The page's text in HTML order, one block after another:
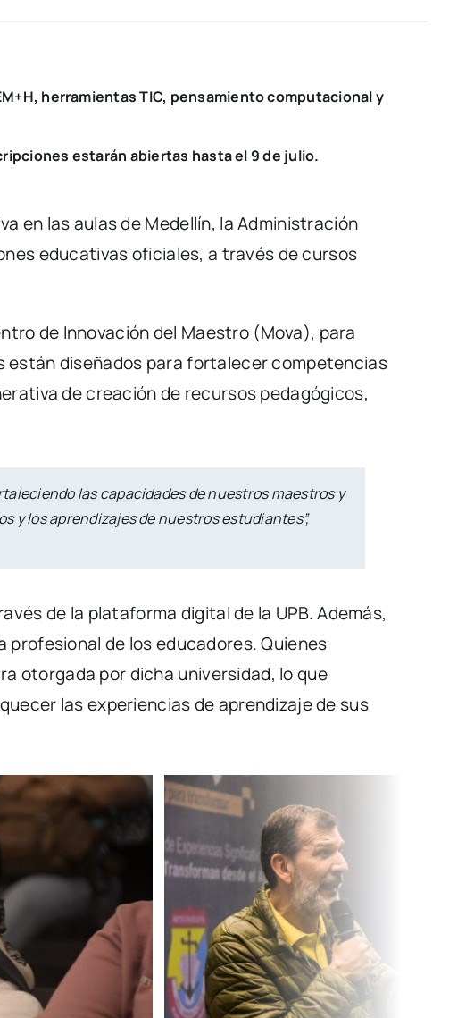
herramientas TIC, pensamiento computacional y
estarán abiertas hasta el 9 de julio.
en las aulas de Medellín, la Administración
educativas oficiales, a través de cursos
de Innovación del Maestro (Mova), para
están diseñados para fortalecer competencias
de creación de recursos pedagógicos,
las capacidades de nuestros maestros y
y los aprendizajes de nuestros estudiantes”,
de la plataforma digital de la UPB. Además,
de los educadores. Quienes
otorgada por dicha universidad, lo que
las experiencias de aprendizaje de sus